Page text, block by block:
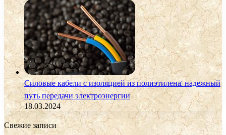
Силовые кабели с изоляцией из полиэтилена: надежный
путь передачи электроэнергии
18.03.2024
Свежие записи